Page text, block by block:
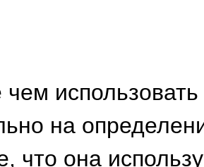
на
что она